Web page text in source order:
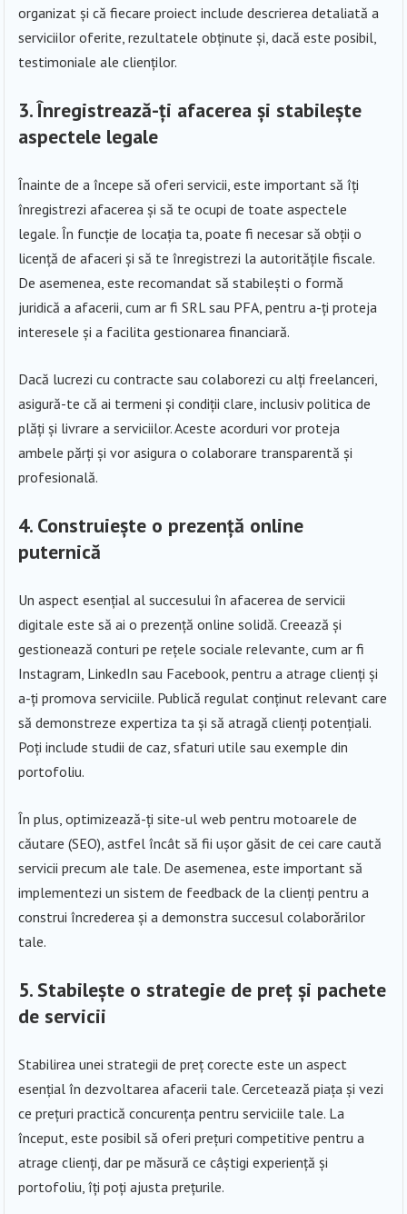
organizat și că fiecare proiect include descrierea detaliată a
serviciilor oferite, rezultatele obținute și, dacă este posibil,
testimoniale ale clienților.
3. Înregistrează-ți afacerea și stabilește
aspectele legale
Înainte de a începe să oferi servicii, este important să îți
înregistrezi afacerea și să te ocupi de toate aspectele
legale. În funcție de locația ta, poate fi necesar să obții o
licență de afaceri și să te înregistrezi la autoritățile fiscale.
De asemenea, este recomandat să stabilești o formă
juridică a afacerii, cum ar fi SRL sau PFA, pentru a-ți proteja
interesele și a facilita gestionarea financiară.
Dacă lucrezi cu contracte sau colaborezi cu alți freelanceri,
asigură-te că ai termeni și condiții clare, inclusiv politica de
plăți și livrare a serviciilor. Aceste acorduri vor proteja
ambele părți și vor asigura o colaborare transparentă și
profesională.
4. Construiește o prezență online
puternică
Un aspect esențial al succesului în afacerea de servicii
digitale este să ai o prezență online solidă. Creează și
gestionează conturi pe rețele sociale relevante, cum ar fi
Instagram, LinkedIn sau Facebook, pentru a atrage clienți și
a-ți promova serviciile. Publică regulat conținut relevant care
să demonstreze expertiza ta și să atragă clienți potențiali.
Poți include studii de caz, sfaturi utile sau exemple din
portofoliu.
În plus, optimizează-ți site-ul web pentru motoarele de
căutare (SEO), astfel încât să fii ușor găsit de cei care caută
servicii precum ale tale. De asemenea, este important să
implementezi un sistem de feedback de la clienți pentru a
construi încrederea și a demonstra succesul colaborărilor
tale.
5. Stabilește o strategie de preț și pachete
de servicii
Stabilirea unei strategii de preț corecte este un aspect
esențial în dezvoltarea afacerii tale. Cercetează piața și vezi
ce prețuri practică concurența pentru serviciile tale. La
început, este posibil să oferi prețuri competitive pentru a
atrage clienți, dar pe măsură ce câștigi experiență și
portofoliu, îți poți ajusta prețurile.